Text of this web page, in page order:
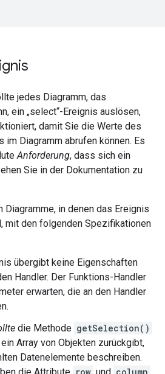
jedes Diagramm, das
ein „select“-Ereignis auslösen,
damit Sie die Werte des
im Diagramm abrufen können. Es
Anforderung, dass sich ein
Sie in der Dokumentation zu
Diagramme, in denen das Ereignis
mit den folgenden Spezifikationen
übergibt keine Eigenschaften
Handler. Der Funktions-Handler
erwarten, die an den Handler
die Methode getSelection()
Array von Objekten zurückgibt,
Datenelemente beschreiben.